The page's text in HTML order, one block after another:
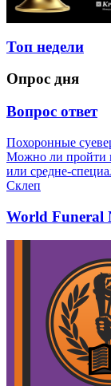
Топ недели
Опрос дня
Вопрос ответ
Похоронные
Можно ли пройти
или средне-
Склеп
World Funeral